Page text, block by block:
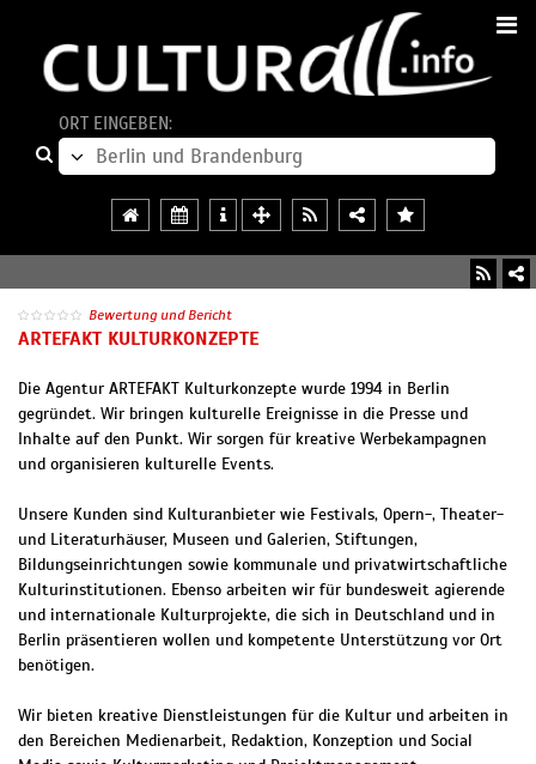
ORT EINGEBEN:
Bewertung und Bericht
ARTEFAKT KULTURKONZEPTE
Die Agentur ARTEFAKT Kulturkonzepte wurde 1994 in Berlin
gegründet. Wir bringen kulturelle Ereignisse in die Presse und
Inhalte auf den Punkt. Wir sorgen für kreative Werbekampagnen
und organisieren kulturelle Events.
Unsere Kunden sind Kulturanbieter wie Festivals, Opern-, Theater-
und Literaturhäuser, Museen und Galerien, Stiftungen,
Bildungseinrichtungen sowie kommunale und privatwirtschaftliche
Kulturinstitutionen. Ebenso arbeiten wir für bundesweit agierende
und internationale Kulturprojekte, die sich in Deutschland und in
Berlin präsentieren wollen und kompetente Unterstützung vor Ort
benötigen.
Wir bieten kreative Dienstleistungen für die Kultur und arbeiten in
den Bereichen Medienarbeit, Redaktion, Konzeption und Social